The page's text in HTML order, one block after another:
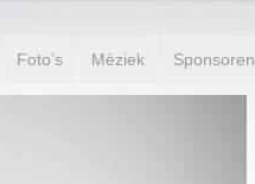
Foto’s Mèziek Sponsoren